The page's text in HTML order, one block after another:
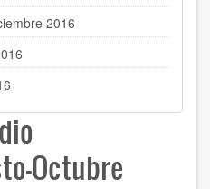
2016
Octubre